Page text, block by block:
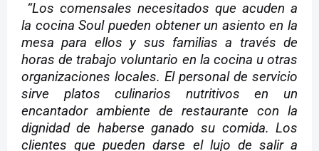
“Los comensales necesitados que acuden a
la cocina Soul pueden obtener un asiento en la
mesa para ellos y sus familias a través de
horas de trabajo voluntario en la cocina u otras
organizaciones locales. El personal de servicio
sirve platos culinarios nutritivos en un
encantador ambiente de restaurante con la
dignidad de haberse ganado su comida. Los
clientes que pueden darse el lujo de salir a